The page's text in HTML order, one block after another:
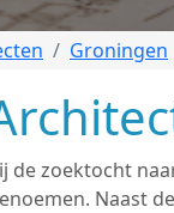
Groningen
de zoektocht
Naast